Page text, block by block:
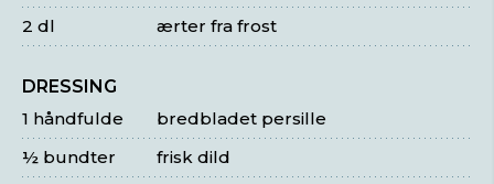
ærter fra frost
2 dl
DRESSING
bredbladet persille
1 håndfulde
frisk dild
½ bundter